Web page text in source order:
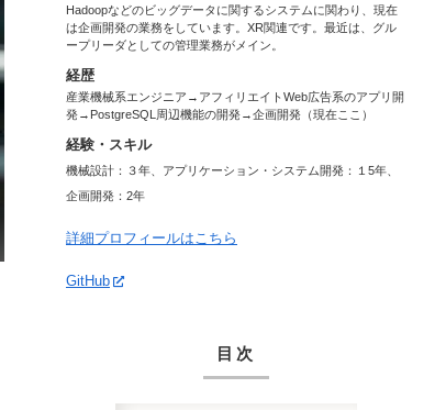
Hadoopなどのビッグデータに関するシステムに関わり、現在
は企画開発の業務をしています。XR関連です。最近は、グル
ープリーダとしての管理業務がメイン。
経歴
産業機械系エンジニア→アフィリエイトWeb広告系のアプリ開
発→PostgreSQL周辺機能の開発→企画開発（現在ここ）
経験・スキル
機械設計：３年、アプリケーション・システム開発：１5年、
企画開発：2年
詳細プロフィールはこちら
GitHub
目次